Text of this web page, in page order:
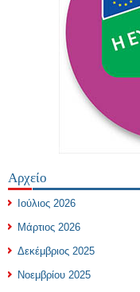
Αρχείο
Ιούλιος 2026
Μάρτιος 2026
Δεκέμβριος 2025
Νοεμβρίου 2025